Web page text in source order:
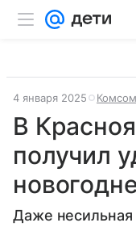
4 января 2025
В
получил
Даже несильная